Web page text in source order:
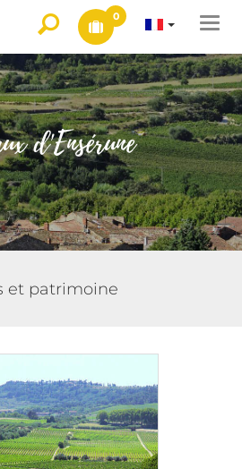
0
d'Ensérune
et patrimoine